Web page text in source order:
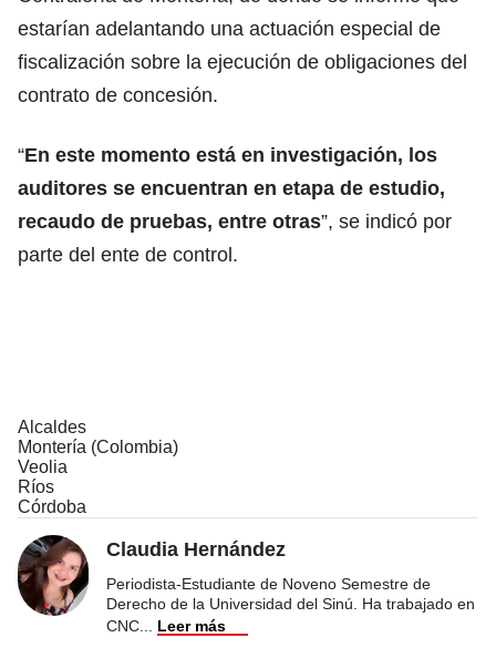
estarían adelantando una actuación especial de
fiscalización sobre la ejecución de obligaciones del
contrato de concesión.
“En este momento está en investigación, los
auditores se encuentran en etapa de estudio,
recaudo de pruebas, entre otras”, se indicó por
parte del ente de control.
Alcaldes
Montería (Colombia)
Veolia
Ríos
Córdoba
Claudia Hernández
Periodista-Estudiante de Noveno Semestre de
Derecho de la Universidad del Sinú. Ha trabajado en
CNC
Leer más